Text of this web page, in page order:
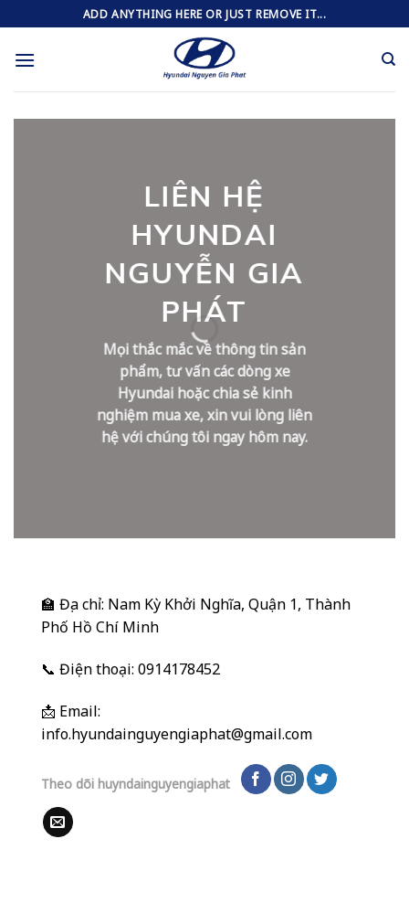
to
content
ADD ANYTHING HERE OR JUST REMOVE IT...
LIÊN HỆ
HYUNDAI
NGUYỄN GIA
PHÁT
Mọi thắc mắc về thông tin sản
phẩm, tư vấn các dòng xe
Hyundai hoặc chia sẻ kinh
nghiệm mua xe, xin vui lòng liên
hệ với chúng tôi ngay hôm nay.
🏫 Địa chỉ: Nam Kỳ Khởi Nghĩa, Quận 1, Thành
Phố Hồ Chí Minh
📞 Điện thoại: 0914178452
📩 Email:
info.hyundainguyengiaphat@gmail.com
Theo dõi huyndainguyengiaphat